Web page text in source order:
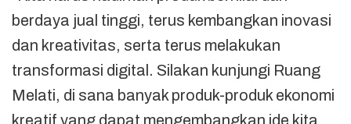
berdaya jual tinggi, terus kembangkan inovasi
dan kreativitas, serta terus melakukan
transformasi digital. Silakan kunjungi Ruang
Melati, di sana banyak produk-produk ekonomi
kreatif yang dapat mengembangkan ide kita